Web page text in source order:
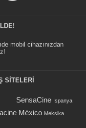
mobil cihazınızdan
SİTELERİ
SensaCine İspanya
México Meksika